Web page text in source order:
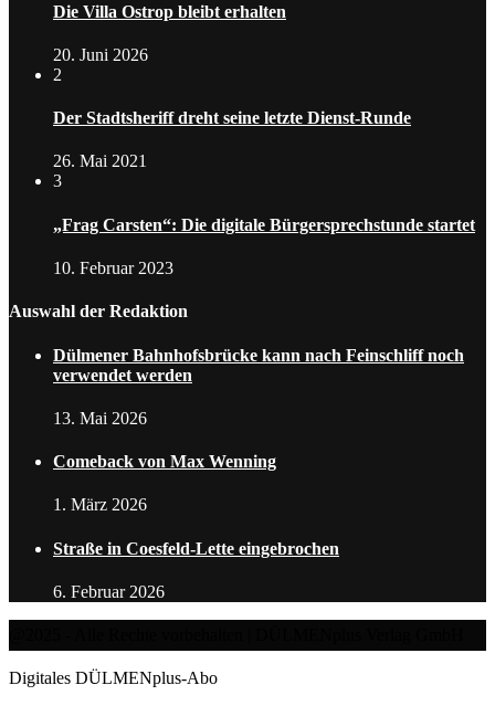
Die Villa Ostrop bleibt erhalten
20. Juni 2026
2
Der Stadtsheriff dreht seine letzte Dienst-Runde
26. Mai 2021
3
„Frag Carsten“: Die digitale Bürgersprechstunde startet
10. Februar 2023
Auswahl der Redaktion
Dülmener Bahnhofsbrücke kann nach Feinschliff noch
verwendet werden
13. Mai 2026
Comeback von Max Wenning
1. März 2026
Straße in Coesfeld-Lette eingebrochen
6. Februar 2026
Digitales DÜLMENplus-Abo